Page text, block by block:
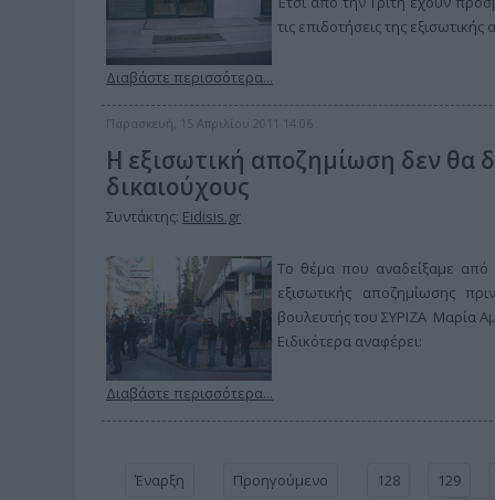
τις επιδοτήσεις της
Διαβάστε περισσότερα...
Παρασκευή, 15 Απριλίου 2011 14:06
Η εξισωτική αποζημίωση δεν θα
δικαιούχους
Συντάκτης: Eidisis.gr
Το θέμα που αναδείξαμε
εξισωτικής αποζημίωσης
βουλευτής του ΣΥΡΙΖΑ Μαρία
Ειδικότερα αναφέρει:
Διαβάστε περισσότερα...
Έναρξη Προηγούμενο 128 129